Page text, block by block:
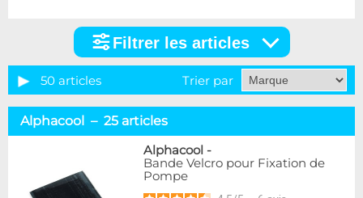
articles
Marque
Alphacool
1
10
Cooling.fr
Filtrer les articles
50 articles Trier par
Alphacool – 25 articles
Alphacool -
Bande Velcro pour Fixation de
Pompe